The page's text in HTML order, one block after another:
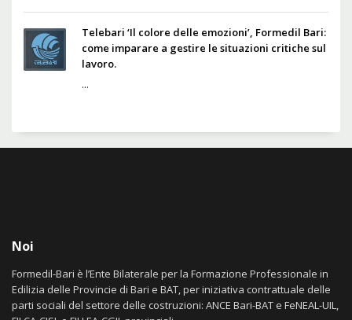
Telebari ‘Il colore delle emozioni’, Formedil Bari:
come imparare a gestire le situazioni critiche sul
lavoro.
...
Noi
Formedil-Bari è l’Ente Bilaterale per la Formazione Professionale in
Edilizia delle Provincie di Bari e BAT, per iniziativa contrattuale delle
parti sociali del settore delle costruzioni: ANCE Bari-BAT e FeNEAL-UIL,